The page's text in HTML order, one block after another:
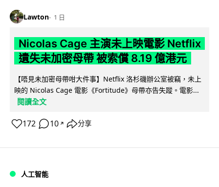
Lawton 1 日
Nicolas Cage 主演未上映電影 Netflix
遺失未加密母帶 被索償 8.19 億港元
【唔見未加密母帶咁大件事】Netflix 洛杉磯辦公室被竊，未上
映的 Nicolas Cage 電影《Fortitude》母帶亦告失蹤。電影...
閱讀全文
172 10 ↗ 分享
人工智能